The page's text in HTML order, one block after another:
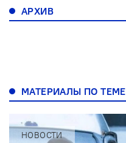
АРХИВ
МАТЕРИАЛЫ ПО ТЕМЕ
НОВОСТИ